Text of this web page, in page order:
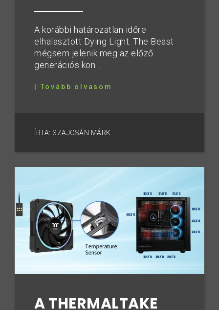
A korábbi határozatlan időre
elhalasztott Dying Light: The Beast
mégsem jelenik meg az előző
generációs kon...
| Tovább olvasom
ÍRTA: SZAJCSÁN MÁRK
A THERMALTAKE